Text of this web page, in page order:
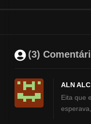
(3)
ALN ALC
Eita que